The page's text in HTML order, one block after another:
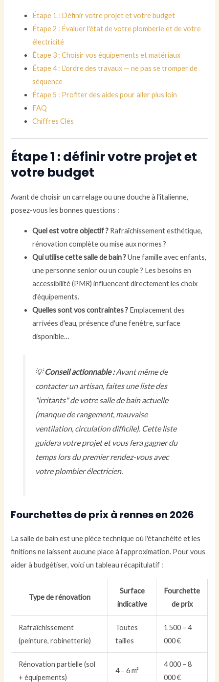
Étape 1 : Définir votre projet et votre budget
Étape 2 : Évaluer l'état de votre plomberie et de votre
électricité
Étape 3 : Choisir vos équipements et matériaux
Étape 4 : L'ordre des travaux — ne pas se tromper de
séquence
Étape 5 : Profiter des aides pour aller plus loin
FAQ
Chiffres Clés
Étape 1 : définir votre projet et
votre budget
Avant de choisir un carrelage ou une douche à l'italienne,
posez-vous les bonnes questions :
Quel est votre objectif ? Rafraîchissement esthétique,
rénovation complète ou mise aux normes ?
Qui utilise cette salle de bain ?Une famille avec enfants,
une personne senior ou un couple ? Les besoins en
accessibilité (PMR) influencent directement les choix
d'équipements.
Quelles sont vos contraintes ? Emplacement des
arrivées d'eau, présence d'une fenêtre, surface
disponible…
💡Conseil actionnable :Avant même de
contacter un artisan, faites une liste des
"irritants" de votre salle de bain actuelle
(manque de rangement, mauvaise
ventilation, circulation difficile). Cette liste
guidera votre projet et vous fera gagner du
temps lors du premier rendez-vous avec
votre plombier électricien.
Fourchettes de prix à rennes en 2026
La salle de bain est une pièce technique où l'étanchéité et les
finitions ne laissent aucune place à l'approximation. Pour vous
aider à budgétiser, voici un tableau récapitulatif :
Type de rénovation
Surface
indicative
Fourchette
de prix
Rafraîchissement
(peinture, robinetterie)
Toutes
tailles
1 500 – 4
000 €
Rénovation partielle (sol
+ équipements)
4 – 6 m²
4 000 – 8
000 €